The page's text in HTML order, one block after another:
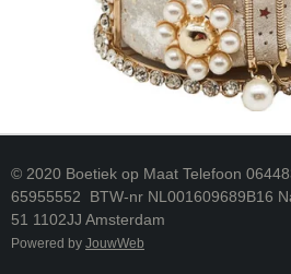
© 2020 Boetiek op Maat Telefoon
65955552 BTW-nr NL001609689B16
51 1102JJ Amsterdam
Powered by JouwWeb